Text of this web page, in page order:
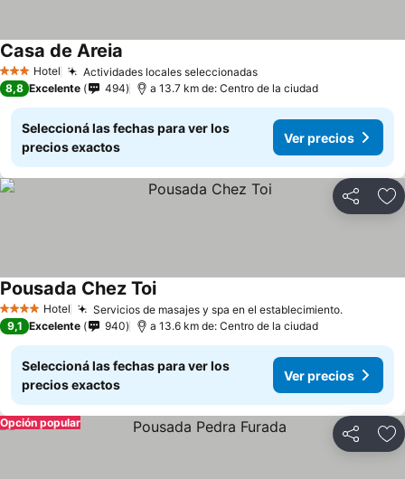
3 Estrellas
Hotel Actividades locales seleccionadas
Casa de Areia
8,8 Excelente 494 a 13.7 km de: Centro de la ciudad
Seleccioná las fechas para ver los
precios exactos
Ver precios
Compartir
4 EstrellasHotel Servicios de masajes y spa en el establecimiento.
Pousada Chez Toi
9,1 Excelente 940 a 13.6 km de: Centro de la ciudad
Seleccioná las fechas para ver los
precios exactos
Ver precios
Compartir
Opción popular